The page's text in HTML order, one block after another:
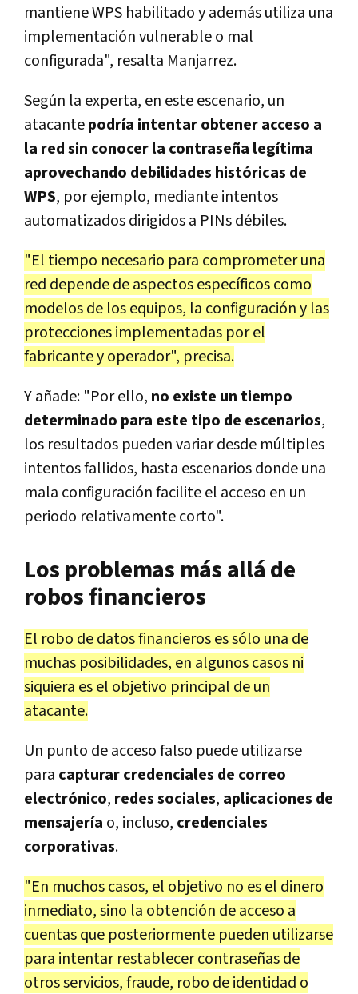
mantiene WPS habilitado y además utiliza una
implementación vulnerable o mal
configurada", resalta Manjarrez.
Según la experta, en este escenario, un
atacantepodría intentar obtener acceso a
la red sin conocer la contraseña legítima
aprovechando debilidades históricas de
WPS, por ejemplo, mediante intentos
automatizados dirigidos a PINs débiles.
"El tiempo necesario para comprometer una
red depende de aspectos específicos como
modelos de los equipos, la configuración y las
protecciones implementadas por el
fabricante y operador", precisa.
Y añade: "Por ello, no existe un tiempo
determinado para este tipo de escenarios,
los resultados pueden variar desde múltiples
intentos fallidos, hasta escenarios donde una
mala configuración facilite el acceso en un
periodo relativamente corto".
Los problemas más allá de
robos financieros
El robo de datos financieros es sólo una de
muchas posibilidades, en algunos casos ni
siquiera es el objetivo principal de un
atacante.
Un punto de acceso falso puede utilizarse
para capturar credenciales de correo
electrónico, redes sociales, aplicaciones de
mensajería o, incluso, credenciales
corporativas.
"En muchos casos, el objetivo no es el dinero
inmediato, sino la obtención de acceso a
cuentas que posteriormente pueden utilizarse
para intentar restablecer contraseñas de
otros servicios, fraude, robo de identidad o